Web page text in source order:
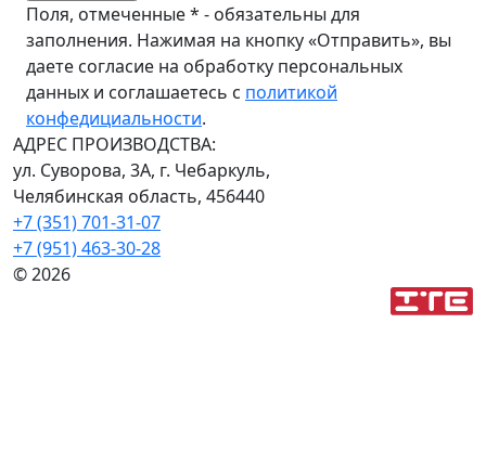
Поля, отмеченные * - обязательны для
заполнения. Нажимая на кнопку «Отправить», вы
даете согласие на обработку персональных
данных и соглашаетесь с политикой
конфедициальности.
АДРЕС ПРОИЗВОДСТВА:
ул. Суворова, 3А, г. Чебаркуль,
Челябинская область, 456440
+7 (351) 701-31-07
+7 (951) 463-30-28
© 2026